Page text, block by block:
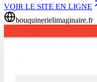
VOIR LE SITE EN LIGNE
bouquinerielimaginaire.fr